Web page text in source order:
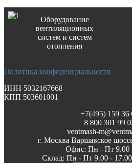
Оборудование
вентиляционных
систем и систем
отопления
Политика конфиденциальности
ИНН 5032167668
КПП 503601001
+7(495) 159 36
8 800 301 99
ventmash-
г. Москва Варшавское
Офис: Пн - Пт 9.00
Склад: Пн - Пт 9.00 -